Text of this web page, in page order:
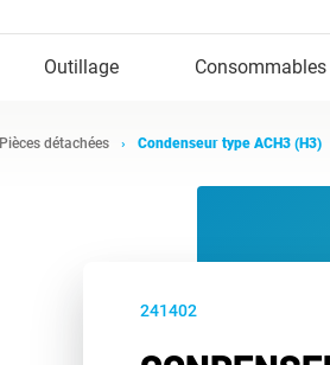
Outillage Consommables
Pièces détachées Condenseur type ACH3 (H3)
241402